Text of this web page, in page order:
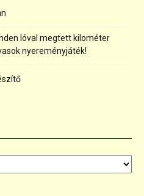
lóval megtett kilométer
nyereményjáték!